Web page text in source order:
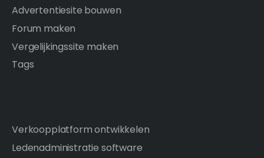
Advertentiesite bouwen
Forum maken
Vergelijkingssite maken
Tags
Verkoopplatform ontwikkelen
Ledenadministratie software